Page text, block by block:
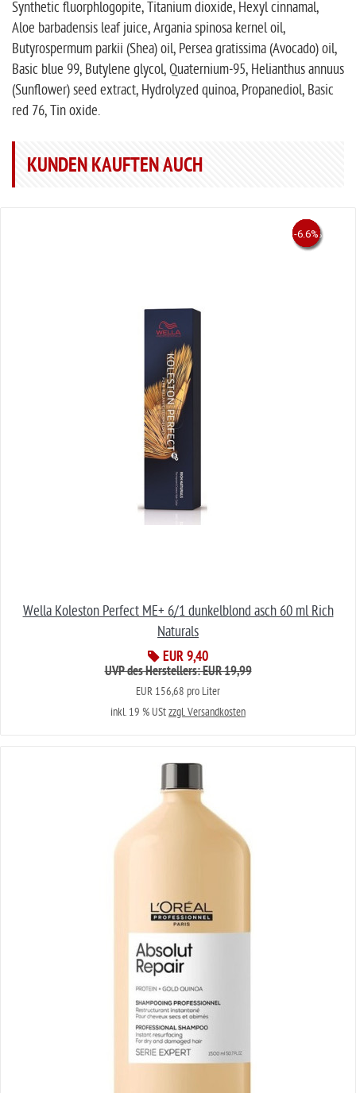
Synthetic fluorphlogopite, Titanium dioxide, Hexyl cinnamal,
Aloe barbadensis leaf juice, Argania spinosa kernel oil,
Butyrospermum parkii (Shea) oil, Persea gratissima (Avocado) oil,
Basic blue 99, Butylene glycol, Quaternium-95, Helianthus annuus
(Sunflower) seed extract, Hydrolyzed quinoa, Propanediol, Basic
red 76, Tin oxide.
KUNDEN KAUFTEN AUCH
Wella Koleston Perfect ME+ 6/1 dunkelblond asch 60 ml Rich
Naturals
EUR 9,40
-53%
UVP des Herstellers: EUR 19,99
EUR 156,68 pro Liter
inkl. 19 % UStzzgl. Versandkosten
-40%
-10%
-61.9%
-6.6%